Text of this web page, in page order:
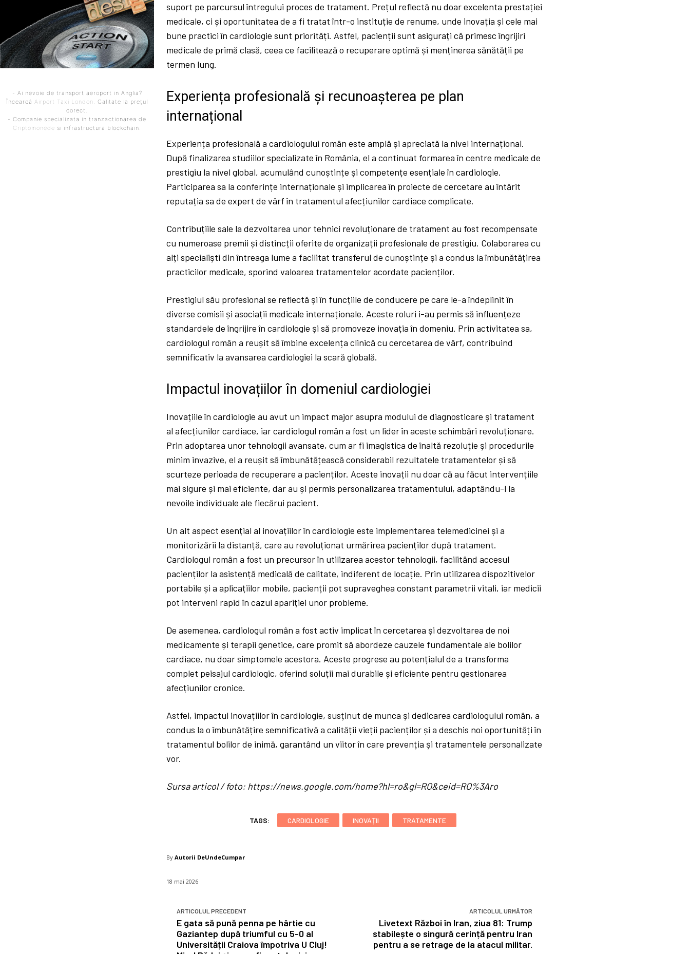
- Ai nevoie de transport aeroport in Anglia?
ÎncearcăAirport Taxi London . Calitate la prețul
corect.
- Companie specializata in tranzactionarea de
Criptomonede si infrastructura blockchain.
suport pe parcursul întregului proces de tratament. Prețul reflectă nu doar excelenta prestației
medicale, ci și oportunitatea de a fi tratat într-o instituție de renume, unde inovația și cele mai
bune practici în cardiologie sunt priorități. Astfel, pacienții sunt asigurați că primesc îngrijiri
medicale de primă clasă, ceea ce facilitează o recuperare optimă și menținerea sănătății pe
termen lung.
Experiența profesională și recunoașterea pe plan
internațional
Experiența profesională a cardiologului român este amplă și apreciată la nivel internațional.
După finalizarea studiilor specializate în România, el a continuat formarea în centre medicale de
prestigiu la nivel global, acumulând cunoștințe și competențe esențiale în cardiologie.
Participarea sa la conferințe internaționale și implicarea în proiecte de cercetare au întărit
reputația sa de expert de vârf în tratamentul afecțiunilor cardiace complicate.
Contribuțiile sale la dezvoltarea unor tehnici revoluționare de tratament au fost recompensate
cu numeroase premii și distincții oferite de organizații profesionale de prestigiu. Colaborarea cu
alți specialiști din întreaga lume a facilitat transferul de cunoștințe și a condus la îmbunătățirea
practicilor medicale, sporind valoarea tratamentelor acordate pacienților.
Prestigiul său profesional se reflectă și în funcțiile de conducere pe care le-a îndeplinit în
diverse comisii și asociații medicale internaționale. Aceste roluri i-au permis să influențeze
standardele de îngrijire în cardiologie și să promoveze inovația în domeniu. Prin activitatea sa,
cardiologul român a reușit să îmbine excelența clinică cu cercetarea de vârf, contribuind
semnificativ la avansarea cardiologiei la scară globală.
Impactul inovațiilor în domeniul cardiologiei
Inovațiile în cardiologie au avut un impact major asupra modului de diagnosticare și tratament
al afecțiunilor cardiace, iar cardiologul român a fost un lider în aceste schimbări revoluționare.
Prin adoptarea unor tehnologii avansate, cum ar fi imagistica de înaltă rezoluție și procedurile
minim invazive, el a reușit să îmbunătățească considerabil rezultatele tratamentelor și să
scurteze perioada de recuperare a pacienților. Aceste inovații nu doar că au făcut intervențiile
mai sigure și mai eficiente, dar au și permis personalizarea tratamentului, adaptându-l la
nevoile individuale ale fiecărui pacient.
Un alt aspect esențial al inovațiilor în cardiologie este implementarea telemedicinei și a
monitorizării la distanță, care au revoluționat urmărirea pacienților după tratament.
Cardiologul român a fost un precursor în utilizarea acestor tehnologii, facilitând accesul
pacienților la asistență medicală de calitate, indiferent de locație. Prin utilizarea dispozitivelor
portabile și a aplicațiilor mobile, pacienții pot supraveghea constant parametrii vitali, iar medicii
pot interveni rapid în cazul apariției unor probleme.
De asemenea, cardiologul român a fost activ implicat în cercetarea și dezvoltarea de noi
medicamente și terapii genetice, care promit să abordeze cauzele fundamentale ale bolilor
cardiace, nu doar simptomele acestora. Aceste progrese au potențialul de a transforma
complet peisajul cardiologic, oferind soluții mai durabile și eficiente pentru gestionarea
afecțiunilor cronice.
Astfel, impactul inovațiilor în cardiologie, susținut de munca și dedicarea cardiologului român, a
condus la o îmbunătățire semnificativă a calității vieții pacienților și a deschis noi oportunități în
tratamentul bolilor de inimă, garantând un viitor în care prevenția și tratamentele personalizate
vor.
Sursa articol / foto: https://news.google.com/home?hl=ro&gl=RO&ceid=RO%3Aro
TAGS: CARDIOLOGIE INOVAȚII TRATAMENTE
By Autorii DeUndeCumpar
18 mai 2026
ARTICOLUL PRECEDENT
E gata să pună penna pe hârtie cu
Gaziantep după triumful cu 5-0 al
Universității Craiova împotriva U Cluj!
ARTICOLUL URMĂTOR
Livetext Război în Iran, ziua 81: Trump
stabilește o singură cerință pentru Iran
pentru a se retrage de la atacul militar.